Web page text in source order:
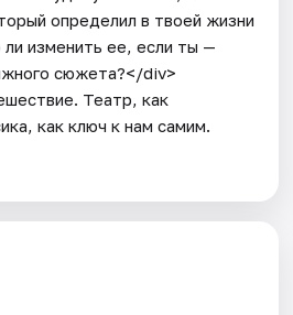
определил в твоей жизни
изменить ее, если ты —
сюжета?</div>
Театр, как
как ключ к нам самим.